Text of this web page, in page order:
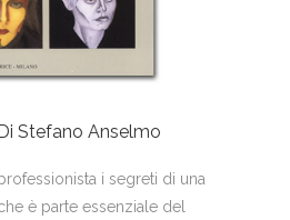
Stefano Anselmo
professionista i segreti di una
è parte essenziale del